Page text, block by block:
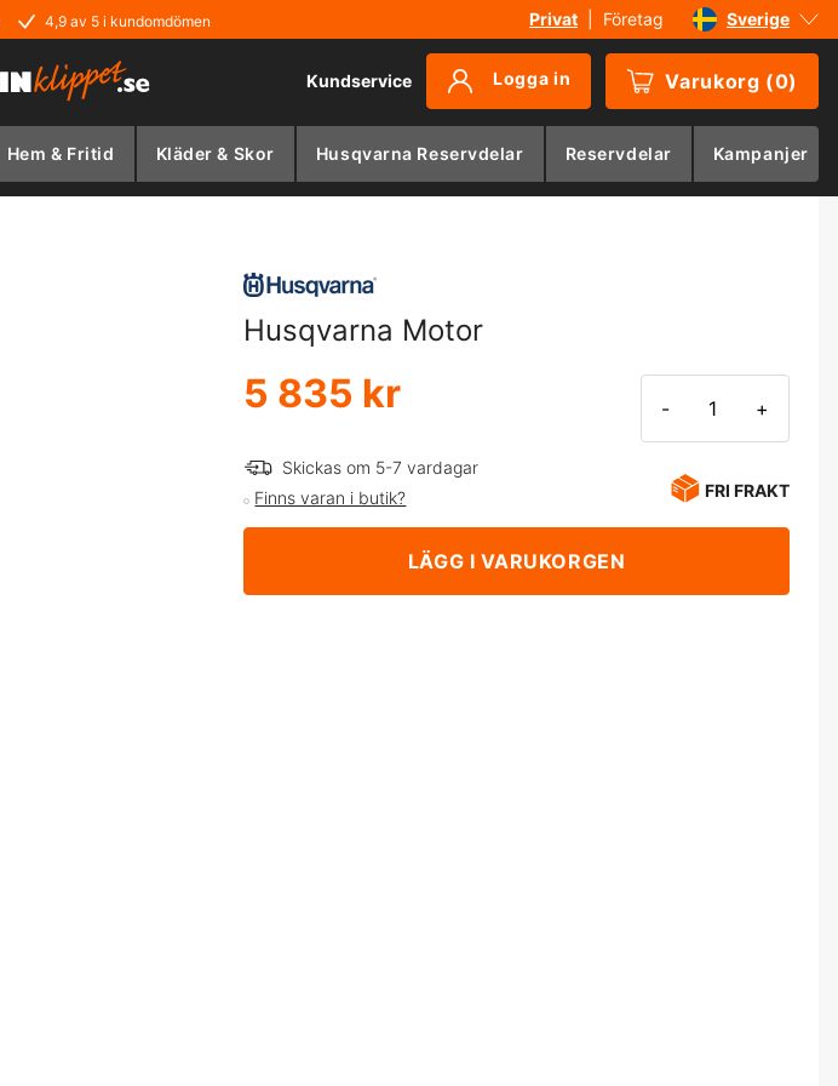
4,9 av 5 i kundomdömen Privat Företag
Sverige
Danmark
Norge
Kundservice Logga in Varukorg (0)
Hem & Fritid Kläder & Skor Husqvarna Reservdelar Reservdelar Kampanjer
Husqvarna Motor
5 835 kr - +
Skickas om 5-7 vardagar
Finns varan i butik?
FRI FRAKT
LÄGG I VARUKORGEN